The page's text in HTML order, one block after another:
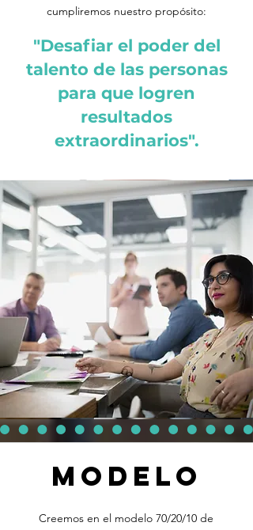
cumpliremos nuestro propósito:
"Desafiar el poder del
talento de las personas
para que logren
resultados
extraordinarios".
modelo
Creemos en el modelo 70/20/10 de